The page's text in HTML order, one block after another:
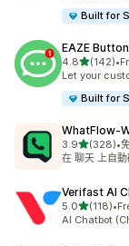
Built for
EAZE Button
4.8滿分 5 顆星
(142)
共有 142 則評
•
Let your
Built for
3.9滿分 5 顆星
(328)
共有 328 則評
•
在 聊天 上自
Verifast AI
5.0滿分 5 顆星
(118)
共有 118 則評
•
AI Chatbot